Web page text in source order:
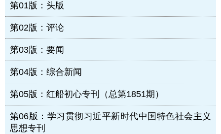
第01版：头版
第02版：评论
第03版：要闻
第04版：综合新闻
第05版：红船初心专刊（总第1851期）
第06版：学习贯彻习近平新时代中国特色社会主义
思想专刊